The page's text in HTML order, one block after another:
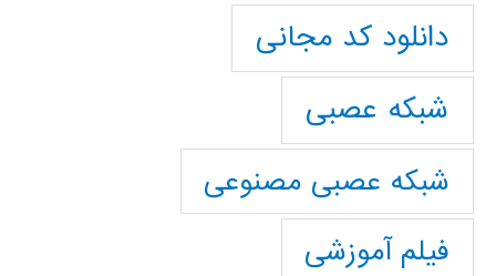
دانلود کد مجانی
شبکه عصبی
شبکه عصبی مصنوعی
فیلم آموزشی